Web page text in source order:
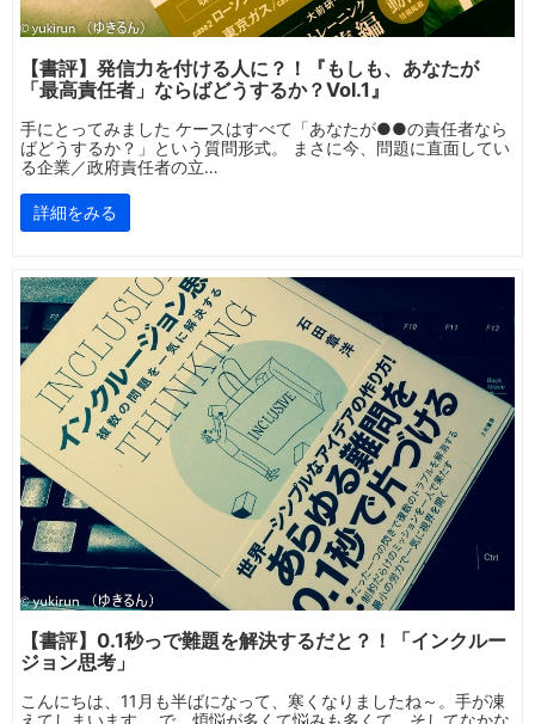
【書評】発信力を付ける人に？！『もしも、あなたが
「最高責任者」ならばどうするか？Vol.1』
手にとってみました ケースはすべて「あなたが●●の責任者なら
ばどうするか？」という質問形式。 まさに今、問題に直面してい
る企業／政府責任者の立…
詳細をみる
【書評】0.1秒っで難題を解決するだと？！「インクルー
ジョン思考」
こんにちは、11月も半ばになって、寒くなりましたね～。手が凍